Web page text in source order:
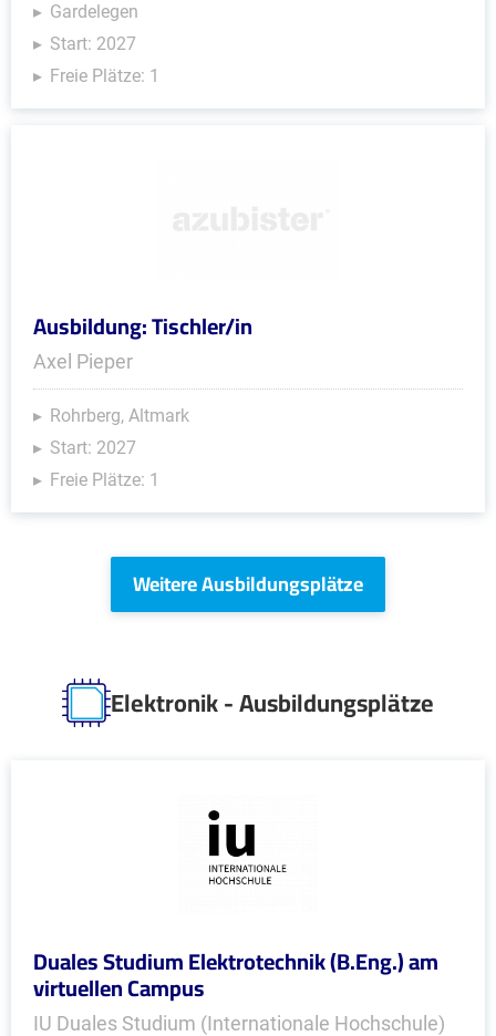
Gardelegen
Start: 2027
Freie Plätze: 1
Ausbildung: Tischler/in
Axel Pieper
Rohrberg, Altmark
Start: 2027
Freie Plätze: 1
Weitere Ausbildungsplätze
Elektronik - Ausbildungsplätze
Duales Studium Elektrotechnik (B.Eng.) am
virtuellen Campus
IU Duales Studium (Internationale Hochschule)